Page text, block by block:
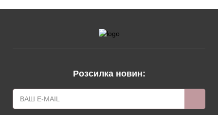
Розсилка новин: